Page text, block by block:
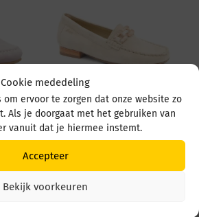
Cookie mededeling
om ervoor te zorgen dat onze website zo
Als je doorgaat met het gebruiken van
vanuit dat je hiermee instemt.
Accepteer
Bekijk voorkeuren
700
Sioux Cortizia 724
67090 desert